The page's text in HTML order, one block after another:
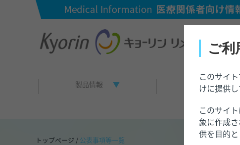
製品情報 資材一覧／請求
トップページ / 公表事項等一覧
ご利
このサイ
けに提供し
このサイ
象に作成
供を目的と